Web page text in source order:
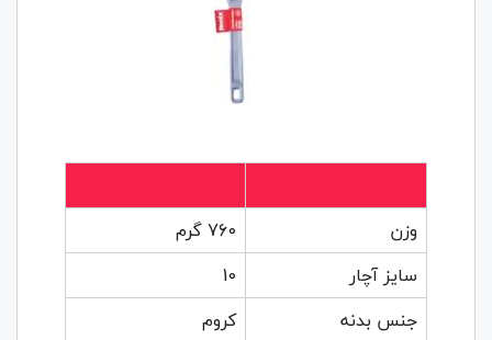
وزن
760 گرم
سایز آچار
10
جنس بدنه
کروم